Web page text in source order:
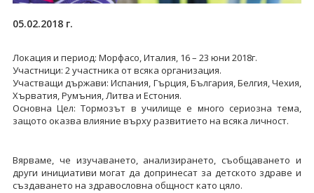
05.02.2018 г.
Локация и период: Морфасо, Италия, 16 – 23 юни 2018г.
Участници: 2 участника от всяка организация.
Участващи държави: Испания, Гърция, България, Белгия, Чехия,
Хърватия, Румъния, Литва и Естония.
Основна Цел: Тормозът в училище е много сериозна тема,
защото оказва влияние върху развитието на всяка личност.
Вярваме, че изучаването, анализирането, съобщаването и
други инициативи могат да допринесат за детското здраве и
създаването на здравословна общност като цяло.